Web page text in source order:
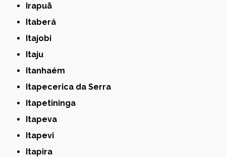
Irapuã
Itaberá
Itajobi
Itaju
Itanhaém
Itapecerica da Serra
Itapetininga
Itapeva
Itapevi
Itapira